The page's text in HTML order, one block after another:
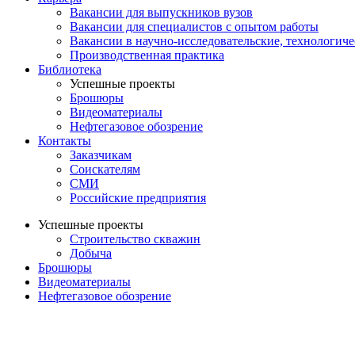
Вакансии для выпускников вузов
Вакансии для специалистов с опытом работы
Вакансии в научно-исследовательские,
Производственная практика
Библиотека
Успешные проекты
Брошюры
Видеоматериалы
Нефтегазовое обозрение
Контакты
Заказчикам
Соискателям
СМИ
Российские предприятия
Успешные проекты
Строительство скважин
Добыча
Брошюры
Видеоматериалы
Нефтегазовое обозрение